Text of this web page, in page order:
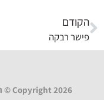
הקודם
פישר רבקה
Copyright 2026 © האיגוד העולמי של יוצאי ווהלין בישראל